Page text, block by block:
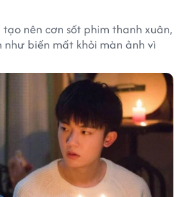
nên cơn sốt phim thanh xuân,
như biến mất khỏi màn ảnh vì